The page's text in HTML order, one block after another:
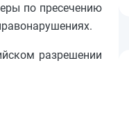
по пресечению
разрешении